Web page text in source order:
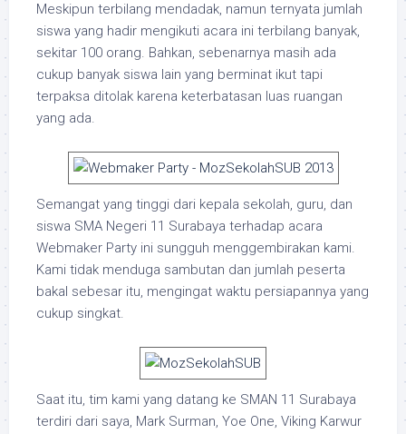
Meskipun terbilang mendadak, namun ternyata jumlah
siswa yang hadir mengikuti acara ini terbilang banyak,
sekitar 100 orang. Bahkan, sebenarnya masih ada
cukup banyak siswa lain yang berminat ikut tapi
terpaksa ditolak karena keterbatasan luas ruangan
yang ada.
Semangat yang tinggi dari kepala sekolah, guru, dan
siswa SMA Negeri 11 Surabaya terhadap acara
Webmaker Party ini sungguh menggembirakan kami.
Kami tidak menduga sambutan dan jumlah peserta
bakal sebesar itu, mengingat waktu persiapannya yang
cukup singkat.
Saat itu, tim kami yang datang ke SMAN 11 Surabaya
terdiri dari saya, Mark Surman, Yoe One, Viking Karwur